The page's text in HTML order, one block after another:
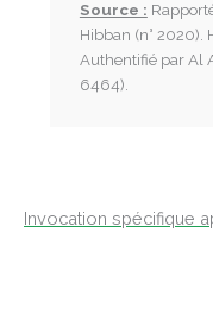
Source :
Hibban (n° 2020).
Authentifié par Al
6464).
Invocation spécifique